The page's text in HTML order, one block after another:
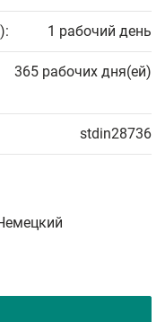
1 рабочий день
365 рабочих дня(ей)
stdin28736